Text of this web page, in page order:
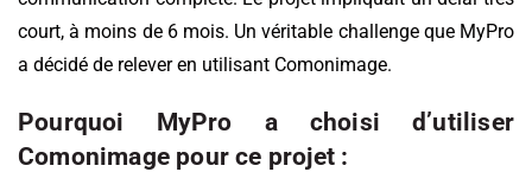
court, à moins de 6 mois. Un véritable challenge que MyPro
a décidé de relever en utilisant Comonimage.
Pourquoi MyPro a choisi d’utiliser
Comonimage pour ce projet :